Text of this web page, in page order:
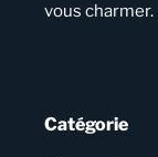
vous charmer.
Catégorie